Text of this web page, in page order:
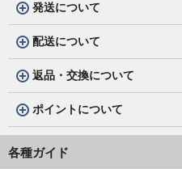
発送について
配送について
返品・交換について
ポイントについて
各種ガイド